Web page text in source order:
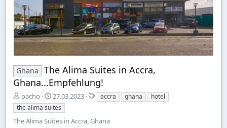
Ghana
The Alima Suites in Accra,
Ghana...Empfehlung!
E
r
s
t
pacho
A
u
s
w
27.03.2023
S
t
c
accra ghana
hotel
the alima suites
The Alima Suites in Accra, Ghana